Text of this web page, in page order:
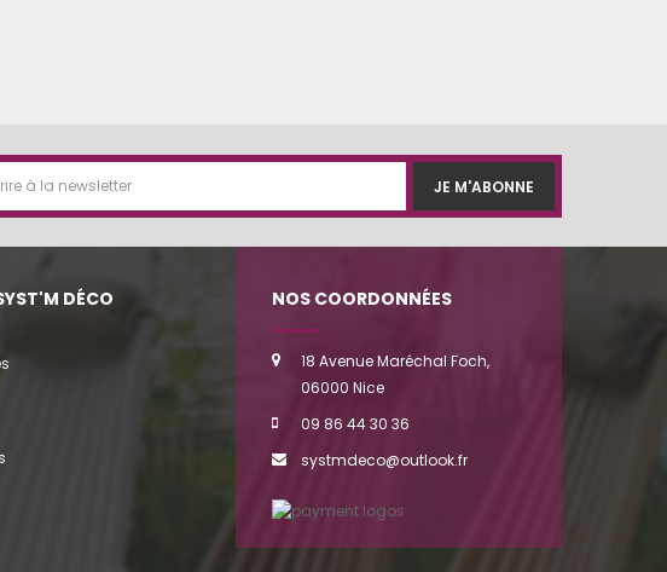
JE M'ABONNE
DÉCO NOS COORDONNÉES
18 Avenue Maréchal Foch,
06000 Nice
09 86 44 30 36
systmdeco@outlook.fr